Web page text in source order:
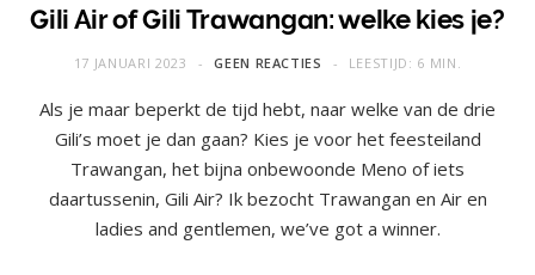
Gili Air of Gili Trawangan: welke kies je?
17 JANUARI 2023 GEEN REACTIES LEESTIJD: 6 MIN.
Als je maar beperkt de tijd hebt, naar welke van de drie
Gili’s moet je dan gaan? Kies je voor het feesteiland
Trawangan, het bijna onbewoonde Meno of iets
daartussenin, Gili Air? Ik bezocht Trawangan en Air en
ladies and gentlemen, we’ve got a winner.